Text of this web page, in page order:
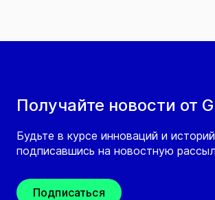
Получайте новости от
Будьте в курсе инноваций и
подписавшись на новостную
Подписаться